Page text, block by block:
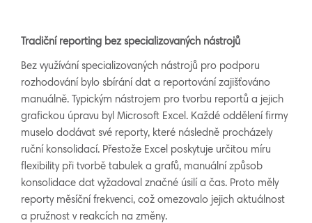
Tradiční reporting bez specializovaných nástrojů
Bez využívání specializovaných nástrojů pro podporu
rozhodování bylo sbírání dat a reportování zajišťováno
manuálně. Typickým nástrojem pro tvorbu reportů a jejich
grafickou úpravu byl Microsoft Excel. Každé oddělení firmy
muselo dodávat své reporty, které následně procházely
ruční konsolidací. Přestože Excel poskytuje určitou míru
flexibility při tvorbě tabulek a grafů, manuální způsob
konsolidace dat vyžadoval značné úsilí a čas. Proto měly
reporty měsíční frekvenci, což omezovalo jejich aktuálnost
a pružnost v reakcích na změny.